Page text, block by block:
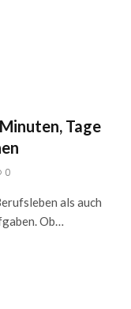
Tage
0
als auch
Ob…